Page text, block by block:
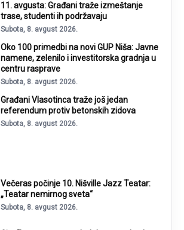
11. avgusta: Građani traže izmeštanje
trase, studenti ih podržavaju
Subota, 8. avgust 2026.
Oko 100 primedbi na novi GUP Niša: Javne
namene, zelenilo i investitorska gradnja u
centru rasprave
Subota, 8. avgust 2026.
Građani Vlasotinca traže još jedan
referendum protiv betonskih zidova
Subota, 8. avgust 2026.
Večeras počinje 10. Nišville Jazz Teatar:
„Teatar nemirnog sveta“
Subota, 8. avgust 2026.